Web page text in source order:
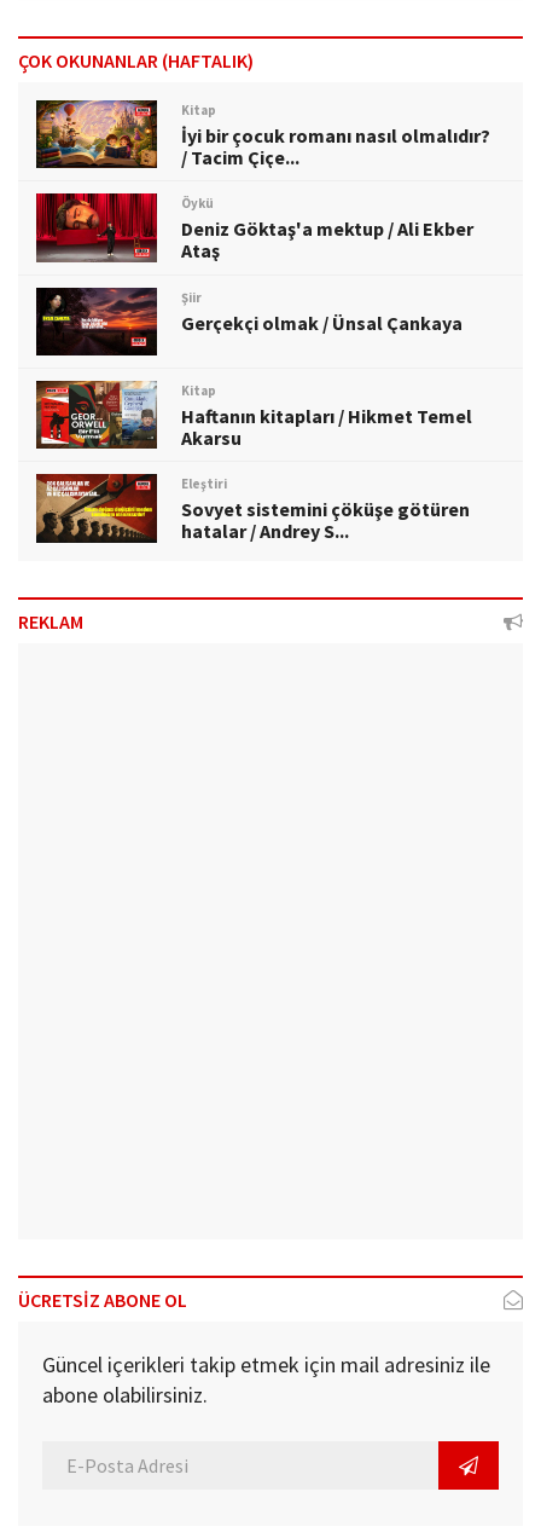
ÇOK OKUNANLAR (HAFTALIK)
Kitap
İyi bir çocuk romanı nasıl olmalıdır?
/ Tacim Çiçe...
Öykü
Deniz Göktaş'a mektup / Ali Ekber
Ataş
Şiir
Gerçekçi olmak / Ünsal Çankaya
Kitap
Haftanın kitapları / Hikmet Temel
Akarsu
Eleştiri
Sovyet sistemini çöküşe götüren
hatalar / Andrey S...
REKLAM
ÜCRETSİZ ABONE OL
Güncel içerikleri takip etmek için mail adresiniz ile
abone olabilirsiniz.